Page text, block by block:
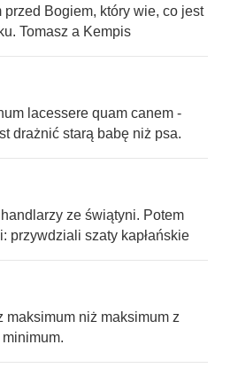
przed Bogiem, który wie, co jest
Tomasz a Kempis
lacessere quam canem -
drażnić starą babę niż psa.
ze świątyni. Potem
przywdziali szaty kapłańskie
maksimum niż maksimum z
minimum.